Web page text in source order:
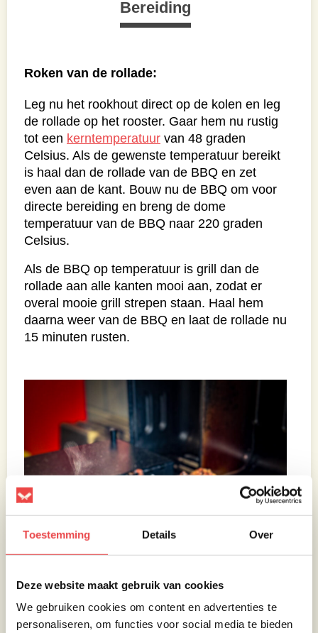
Toestemming Details Over
Deze website maakt gebruik van cookies
We gebruiken cookies om content en advertenties te
personaliseren, om functies voor social media te bieden
Bereiding
Roken van de rollade:
Leg nu het rookhout direct op de kolen en leg
de rollade op het rooster. Gaar hem nu rustig
tot een kerntemperatuur van 48 graden
Celsius. Als de gewenste temperatuur bereikt
is haal dan de rollade van de BBQ en zet
even aan de kant. Bouw nu de BBQ om voor
directe bereiding en breng de dome
temperatuur van de BBQ naar 220 graden
Celsius.
Als de BBQ op temperatuur is grill dan de
rollade aan alle kanten mooi aan, zodat er
overal mooie grill strepen staan. Haal hem
daarna weer van de BBQ en laat de rollade nu
15 minuten rusten.